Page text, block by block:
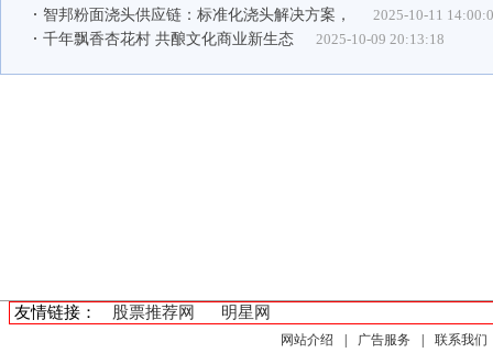
智邦粉面浇头供应链：标准化浇头解决方案，
2025-10-11
千年飘香杏花村 共酿文化商业新生态
2025-10-09 20:13:18
友情链接： 股票推荐网 明星网
网站介绍 广告服务
联系我们